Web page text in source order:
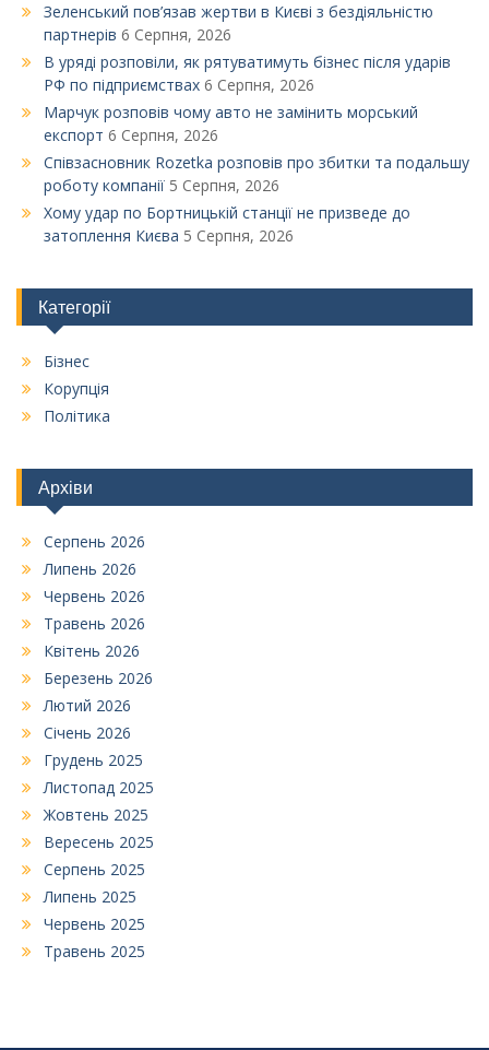
Зеленський пов’язав жертви в Києві з бездіяльністю
партнерів 6 Серпня, 2026
В уряді розповіли, як рятуватимуть бізнес після ударів
РФ по підприємствах 6 Серпня, 2026
Марчук розповів чому авто не замінить морський
експорт 6 Серпня, 2026
Співзасновник Rozetka розповів про збитки та подальшу
роботу компанії 5 Серпня, 2026
Xому удар по Бортницькій станції не призведе до
затоплення Києва 5 Серпня, 2026
Категорії
Бізнес
Корупція
Політика
Архіви
Серпень 2026
Липень 2026
Червень 2026
Травень 2026
Квітень 2026
Березень 2026
Лютий 2026
Січень 2026
Грудень 2025
Листопад 2025
Жовтень 2025
Вересень 2025
Серпень 2025
Липень 2025
Червень 2025
Травень 2025